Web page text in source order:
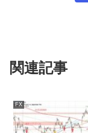
関連記事
FX